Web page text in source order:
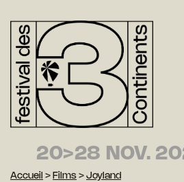
20>28 NOV.
Accueil > Films > Joyland